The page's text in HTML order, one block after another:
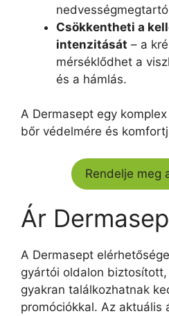
Csökkentheti a
intenzitását – a
mérséklődhet a
és a hámlás.
A Dermasept egy
bőr védelmére és
Rendelje meg
Ár
A Dermasept
gyártói oldalon
gyakran találkozhatnak
promóciókkal. Az aktuális